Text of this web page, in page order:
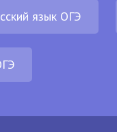
язык ОГЭ